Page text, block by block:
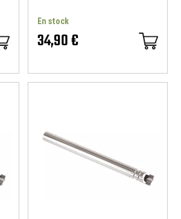
En stock
34,90 €